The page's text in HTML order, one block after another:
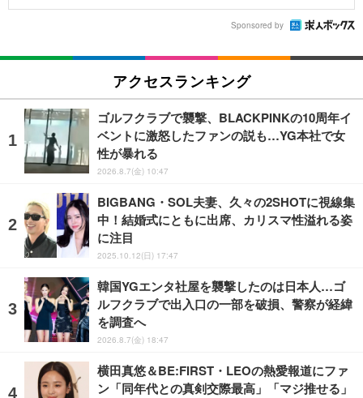
Sponsored by
アクセスランキング
ゴルフクラブで襲撃、BLACKPINKの10周年イ
ベントに激怒したファンの説も…YG本社で女
性が暴れる
2026.8.7(金) 10:47
BIGBANG・SOL夫妻、久々の2SHOTに視線集
中！結婚式にともに出席、カリスマ性溢れる姿
に注目
2025.10.12(日) 17:47
韓国YGエンタ社屋を襲撃したのは日本人…ゴ
ルフクラブで出入口の一部を破損、警察が経緯
を調査へ
2026.8.7(金) 18:47
横田真悠＆BE:FIRST・LEOの熱愛報道にファ
ン「同年代との真剣交際最高」「マジ推せる」